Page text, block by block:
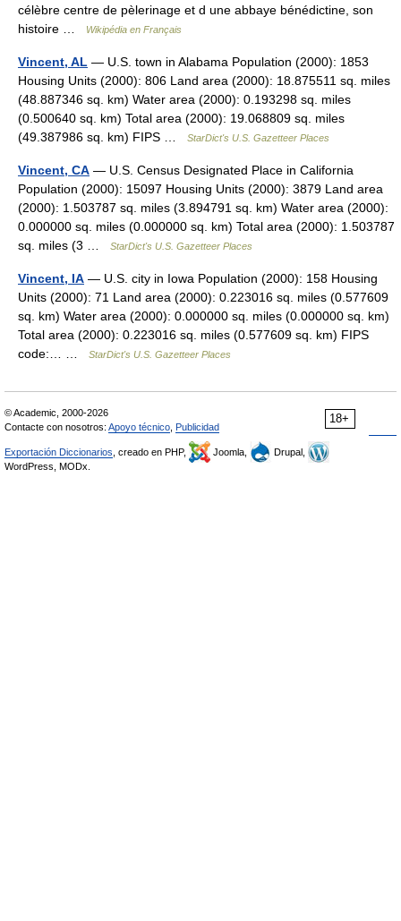
célèbre centre de pèlerinage et d une abbaye bénédictine, son
histoire …
Wikipédia en Français
Vincent, AL — U.S. town in Alabama Population (2000): 1853
Housing Units (2000): 806 Land area (2000): 18.875511 sq. miles
(48.887346 sq. km) Water area (2000): 0.193298 sq. miles
(0.500640 sq. km) Total area (2000): 19.068809 sq. miles
(49.387986 sq. km) FIPS …
StarDict's U.S. Gazetteer Places
Vincent, CA — U.S. Census Designated Place in California
Population (2000): 15097 Housing Units (2000): 3879 Land area
(2000): 1.503787 sq. miles (3.894791 sq. km) Water area (2000):
0.000000 sq. miles (0.000000 sq. km) Total area (2000): 1.503787
sq. miles (3 …
StarDict's U.S. Gazetteer Places
Vincent, IA — U.S. city in Iowa Population (2000): 158 Housing
Units (2000): 71 Land area (2000): 0.223016 sq. miles (0.577609
sq. km) Water area (2000): 0.000000 sq. miles (0.000000 sq. km)
Total area (2000): 0.223016 sq. miles (0.577609 sq. km) FIPS
code:… …
StarDict's U.S. Gazetteer Places
18+
© Academic, 2000-2026
Contacte con nosotros: Apoyo técnico Publicidad
Exportación Diccionarios , creado en PHP, Joomla,
Drupal,
WordPress, MODx.